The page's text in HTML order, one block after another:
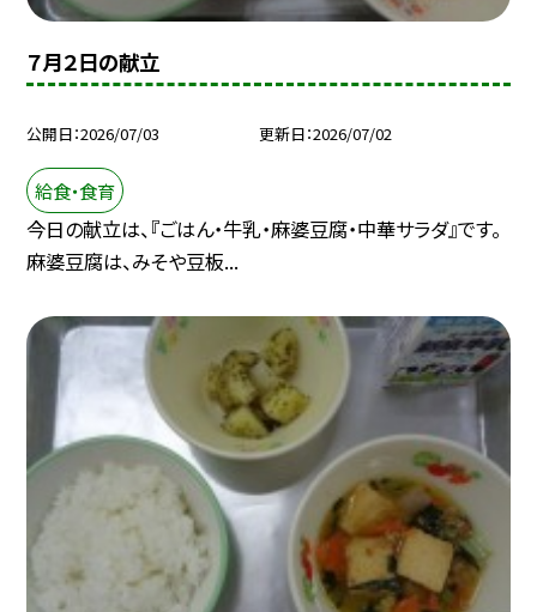
７月２日の献立
公開日 2026/07/03 更新日 2026/07/02
給食・食育
今日の献立は、『ごはん・牛乳・麻婆豆腐・中華サラダ』です。
麻婆豆腐は、みそや豆板...